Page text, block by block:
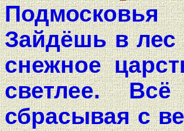
Зайдёшь в лес
снежное
светлее.
сбрасывая с